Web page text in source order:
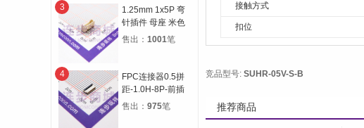
接触方式
扣位
竞品型号: SUHR-05V-S-B
推荐商品
3
1.25mm 1x5P 弯
针插件 母座 米色
售出： 1001笔
4
FPC连接器0.5拼
距-1.0H-8P-前插
后锁
售出： 975笔